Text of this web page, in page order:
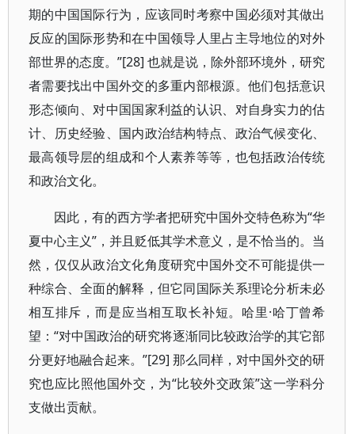
期的中国国际行为，应该同时考察中国必须对其做出
反应的国际形势和在中国领导人里占主导地位的对外
部世界的态度。”[28] 也就是说，除外部环境外，研究
者需要找出中国外交的多重内部根源。他们包括意识
形态倾向、对中国国家利益的认识、对自身实力的估
计、历史经验、国内政治结构特点、政治气候变化、
最高领导层的组成和个人素养等等，也包括政治传统
和政治文化。
因此，有的西方学者把研究中国外交特色称为“华
夏中心主义”，并且贬低其学术意义，是不恰当的。当
然，仅仅从政治文化角度研究中国外交不可能提供一
种综合、全面的解释，但它同国际关系理论分析未必
相互排斥，而是应当相互取长补短。哈里·哈丁曾希
望：“对中国政治的研究将逐渐同比较政治学的其它部
分更好地融合起来。”[29] 那么同样，对中国外交的研
究也应比照他国外交，为“比较外交政策”这一学科分
支做出贡献。